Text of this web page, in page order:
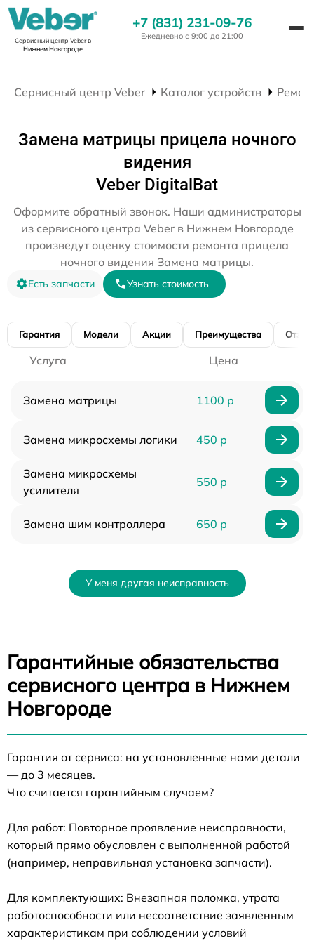
Сервисный центр Veberв
Нижнем Новгороде
+7 (831) 231-09-76
Ежедневно с 9:00 до 21:00
Сервисный центр Veber Каталог устройств
Замена матрицы прицела ночного
видения
Veber DigitalBat
Оформите обратный звонок. Наши администраторы
из сервисного центра Veber в Нижнем Новгороде
произведут оценку стоимости ремонта прицела
ночного видения Замена матрицы.
Есть запчасти Узнать стоимость
Гарантия Модели Акции Преимущества
Услуга Цена
Замена матрицы 1100 р
Замена микросхемы логики 450 р
Замена микросхемы
усилителя
550 р
Замена шим контроллера 650 р
У меня другая неисправность
Гарантийные обязательства
сервисного центра в Нижнем
Новгороде
Гарантия от сервиса: на установленные нами детали
— до 3 месяцев.
Что считается гарантийным случаем?
Для работ: Повторное проявление неисправности,
который прямо обусловлен с выполненной работой
(например, неправильная установка запчасти).
Для комплектующих: Внезапная поломка, утрата
работоспособности или несоответствие заявленным
характеристикам при соблюдении условий